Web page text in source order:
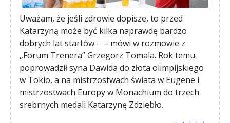
Uważam, że jeśli zdrowie dopisze, to przed
Katarzyną może być kilka naprawdę bardzo
dobrych lat startów - – mówi w rozmowie z
„Forum Trenera” Grzegorz Tomala. Rok temu
poprowadził syna Dawida do złota olimpijskiego
w Tokio, a na mistrzostwach świata w Eugene i
mistrzostwach Europy w Monachium do trzech
srebrnych medali Katarzynę Zdziebło.